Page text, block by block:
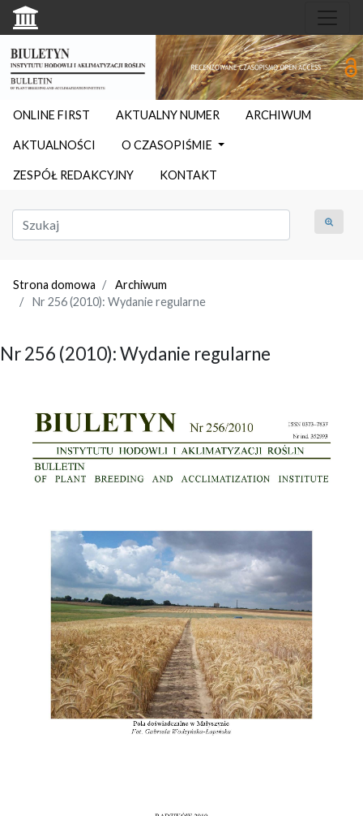
ONLINE FIRST AKTUALNY NUMER ARCHIWUM
AKTUALNOŚCI O CZASOPIŚMIE
ZESPÓŁ REDAKCYJNY KONTAKT
Strona domowa
Archiwum
Nr 256 (2010): Wydanie regularne
Nr 256 (2010): Wydanie regularne